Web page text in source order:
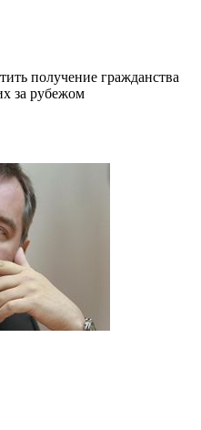
получение гражданства
за рубежом